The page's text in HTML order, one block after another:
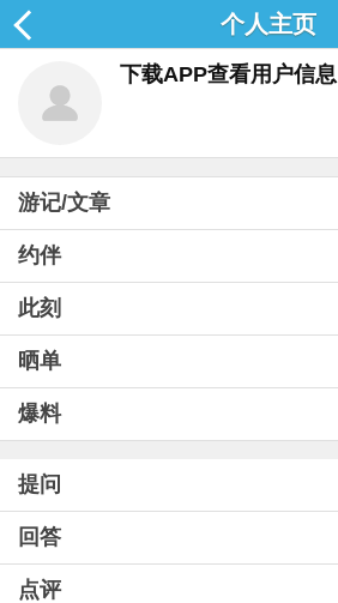
个人主页
下载APP查看用户信息
游记/文章
约伴
此刻
晒单
爆料
提问
回答
点评